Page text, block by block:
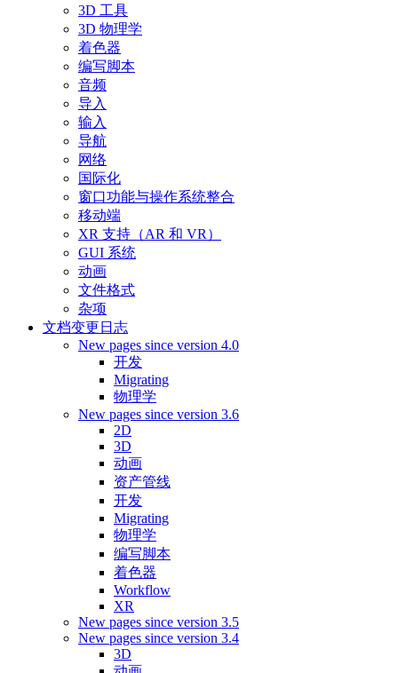
3D 工具
3D 物理学
着色器
编写脚本
音频
导入
输入
导航
网络
国际化
窗口功能与操作系统整合
移动端
XR 支持（AR 和 VR）
GUI 系统
动画
文件格式
杂项
文档变更日志
New pages since version 4.0
开发
Migrating
物理学
New pages since version 3.6
2D
3D
动画
资产管线
开发
Migrating
物理学
编写脚本
着色器
Workflow
XR
New pages since version 3.5
New pages since version 3.4
3D